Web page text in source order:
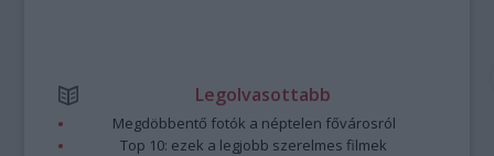
Legolvasottabb
Megdöbbentő fotók a néptelen fővárosról
Top 10: ezek a legjobb szerelmes filmek